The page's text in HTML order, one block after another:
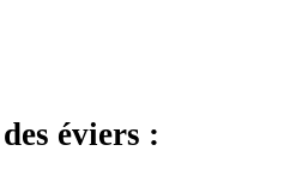
éviers :